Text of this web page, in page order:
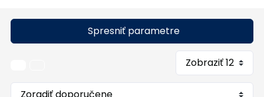
Spresniť parametre